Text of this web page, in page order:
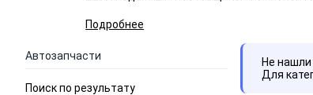
Подробнее
Автозапчасти
Поиск по результату
Не
Для